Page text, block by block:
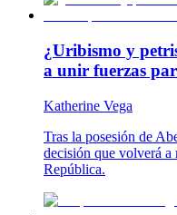
¿Uribismo y
a unir fuerzas
Katherine Vega
Tras la posesión de
decisión que volverá a
República.